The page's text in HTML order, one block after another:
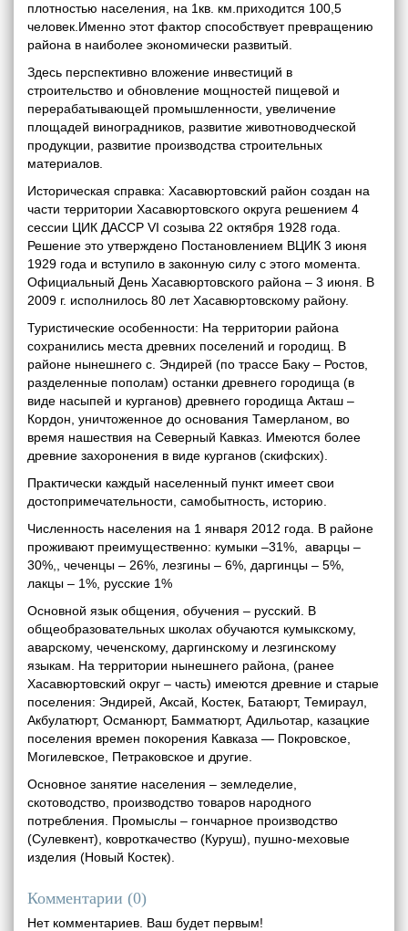
плотностью населения, на 1кв. км.приходится 100,5
человек.Именно этот фактор способствует превращению
района в наиболее экономически развитый.
Здесь перспективно вложение инвестиций в
строительство и обновление мощностей пищевой и
перерабатывающей промышленности, увеличение
площадей виноградников, развитие животноводческой
продукции, развитие производства строительных
материалов.
Историческая справка: Хасавюртовский район создан на
части территории Хасавюртовского округа решением 4
сессии ЦИК ДАССР VI созыва 22 октября 1928 года.
Решение это утверждено Постановлением ВЦИК 3 июня
1929 года и вступило в законную силу с этого момента.
Официальный День Хасавюртовского района – 3 июня. В
2009 г. исполнилось 80 лет Хасавюртовскому району.
Туристические особенности: На территории района
сохранились места древних поселений и городищ. В
районе нынешнего с. Эндирей (по трассе Баку – Ростов,
разделенные пополам) останки древнего городища (в
виде насыпей и курганов) древнего городища Акташ –
Кордон, уничтоженное до основания Тамерланом, во
время нашествия на Северный Кавказ. Имеются более
древние захоронения в виде курганов (скифских).
Практически каждый населенный пункт имеет свои
достопримечательности, самобытность, историю.
Численность населения на 1 января 2012 года. В районе
проживают преимущественно: кумыки –31%, аварцы –
30%,, чеченцы – 26%, лезгины – 6%, даргинцы – 5%,
лакцы – 1%, русские 1%
Основной язык общения, обучения – русский. В
общеобразовательных школах обучаются кумыкскому,
аварскому, чеченскому, даргинскому и лезгинскому
языкам. На территории нынешнего района, (ранее
Хасавюртовский округ – часть) имеются древние и старые
поселения: Эндирей, Аксай, Костек, Батаюрт, Темираул,
Акбулатюрт, Османюрт, Бамматюрт, Адильотар, казацкие
поселения времен покорения Кавказа — Покровское,
Могилевское, Петраковское и другие.
Основное занятие населения – земледелие,
скотоводство, производство товаров народного
потребления. Промыслы – гончарное производство
(Сулевкент), ковроткачество (Куруш), пушно-меховые
изделия (Новый Костек).
Комментарии (0)
Нет комментариев. Ваш будет первым!